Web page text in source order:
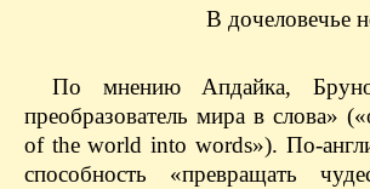
В дочеловечье
По мнению Апдайка,
преобразователь мира в слова»
of the world into words»). По-
способность «превращать